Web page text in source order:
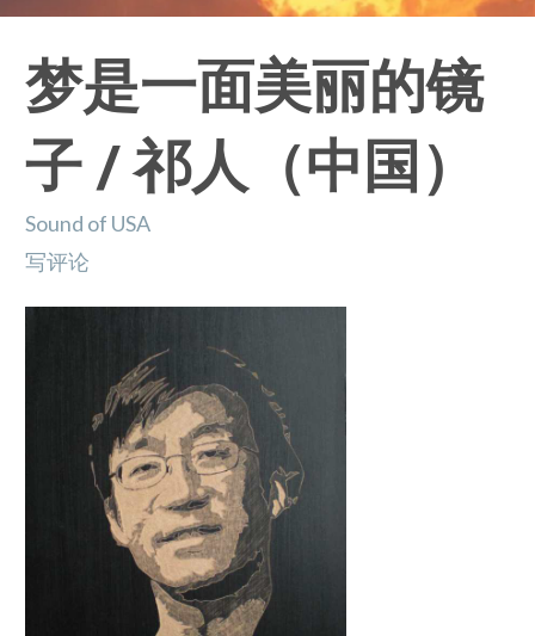
梦是一面美丽的镜
子 / 祁人（中国）
Sound of USA
写评论